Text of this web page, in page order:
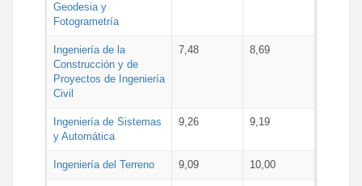
Geodesia y
Fotogrametría
Ingeniería de la
Construcción y de
Proyectos de Ingeniería
Civil
7,48 8,69
Ingeniería de Sistemas
y Automática
9,26 9,19
Ingeniería del Terreno 9,09 10,00